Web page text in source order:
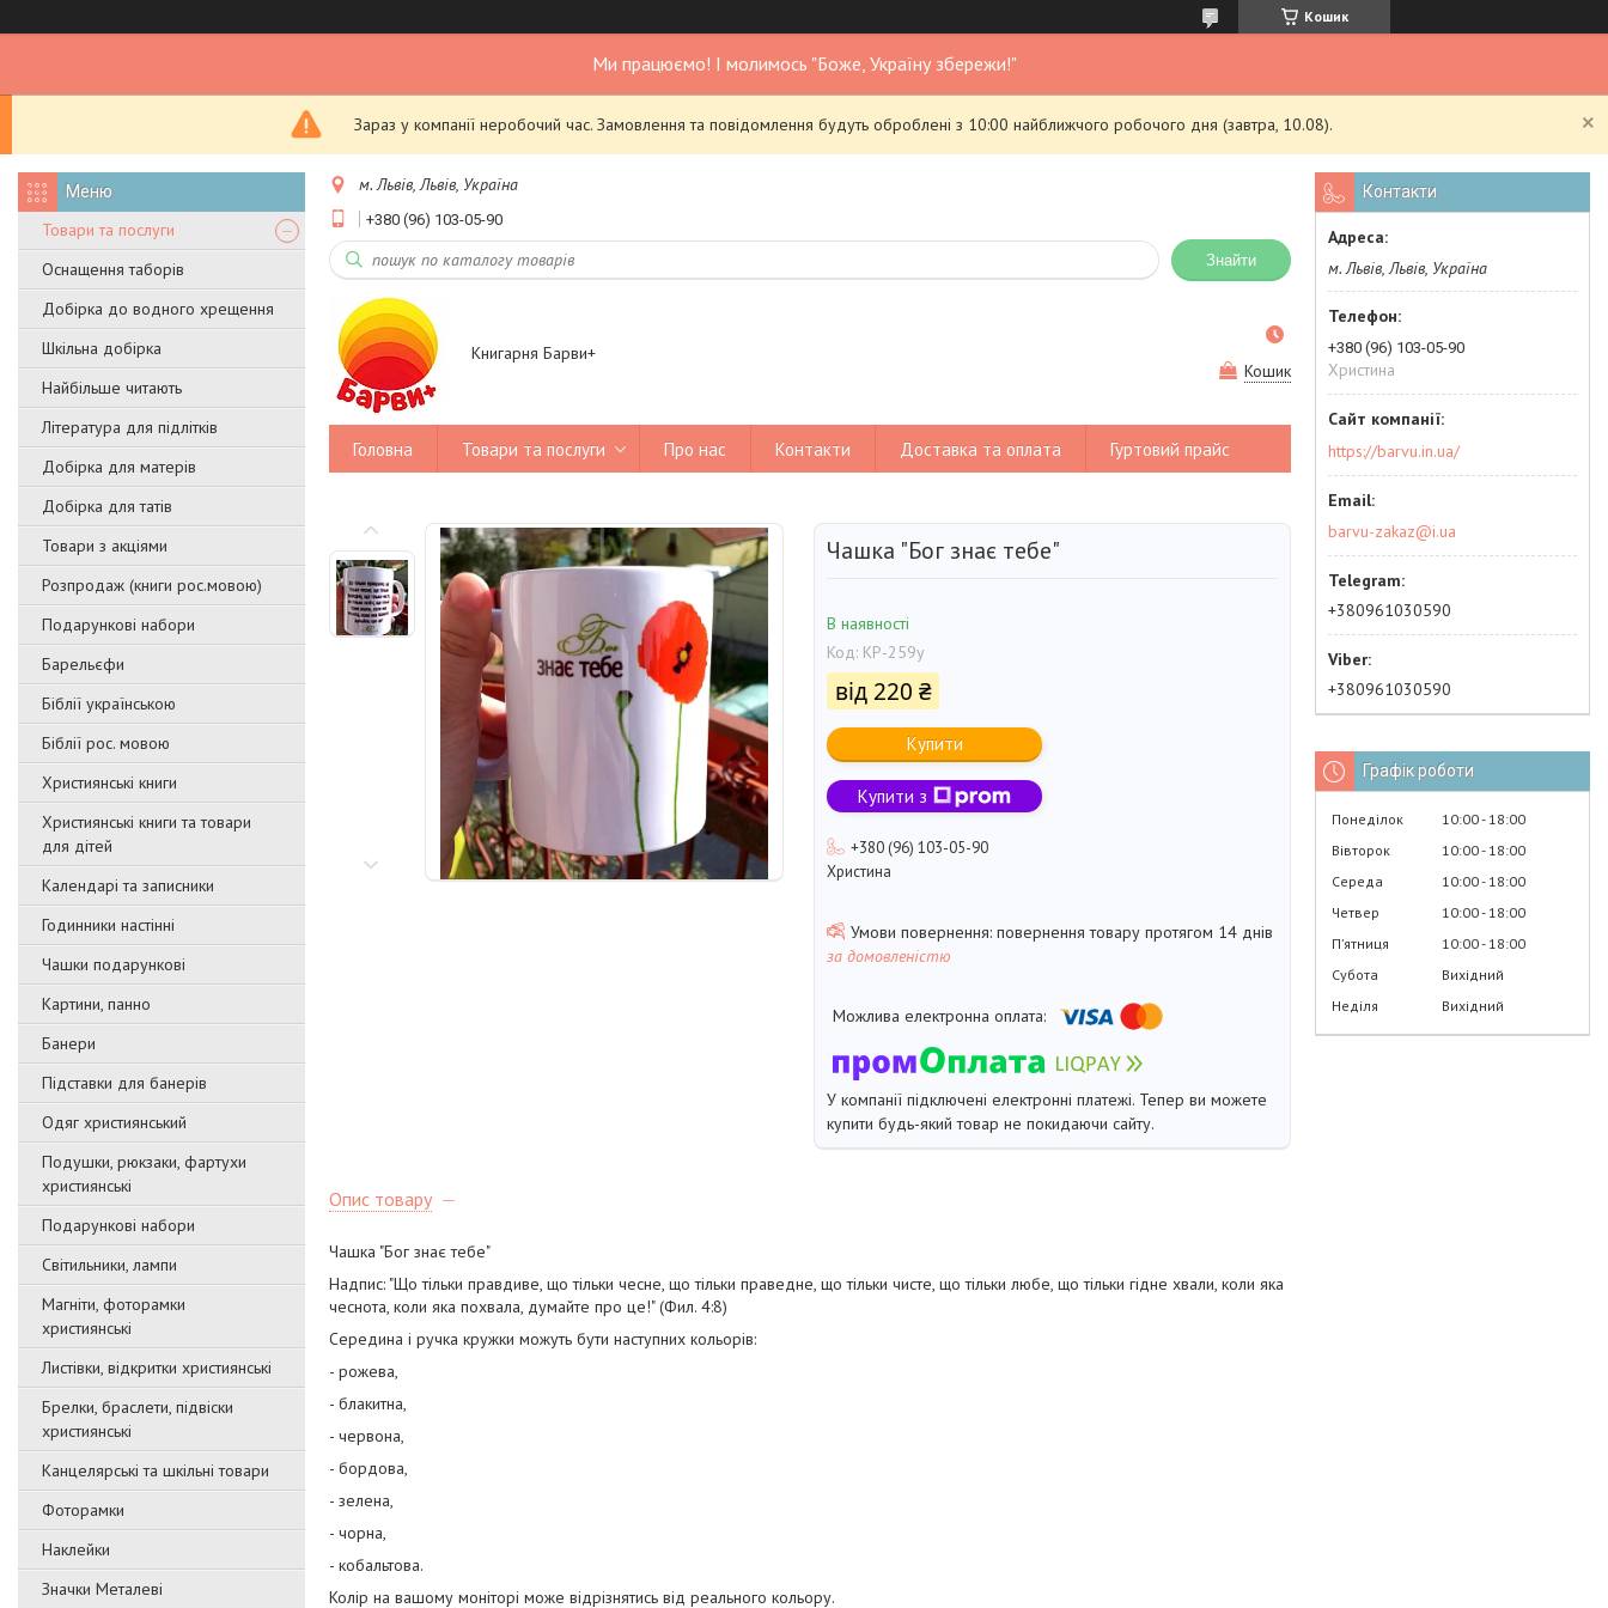
Кошик
Ми працюємо! І молимось "Боже, Україну збережи!"
Зараз у компанії неробочий час. Замовлення та повідомлення будуть оброблені з 10:00 найближчого робочого дня (завтра, 10.08).
Товари та послуги
Оснащення таборів
Добірка до водного хрещення
Шкільна добірка
Найбільше читають
Література для підлітків
Добірка для матерів
Добірка для татів
Товари з акціями
Розпродаж (книги рос.мовою)
Подарункові набори
Барельєфи
Біблії українською
Біблії рос. мовою
Християнські книги
Християнські книги та товари
для дітей
Календарі та записники
Годинники настінні
Чашки подарункові
Картини, панно
Банери
Підставки для банерів
Одяг християнський
Подушки, рюкзаки, фартухи
християнські
Подарункові набори
Світильники, лампи
Магніти, фоторамки
християнські
Листівки, відкритки християнські
Брелки, браслети, підвіски
християнські
Канцелярські та шкільні товари
Фоторамки
Наклейки
Значки Металеві
м. Львів, Львів, Україна
+380 (96) 103-05-90
Знайти
Книгарня Барви+
Кошик
Головна Товари та послуги Про нас Контакти Доставка та оплата Гуртовий прайс
Чашка "Бог знає тебе"
В наявності
Код: КР-259у
від220 ₴
Купити
Купити з
+380 (96) 103-05-90
Христина
повернення товару протягом 14 днів
за домовленістю
У компанії підключені електронні платежі. Тепер ви можете
купити будь-який товар не покидаючи сайту.
Опис товару
Чашка "Бог знає тебе"
Надпис: "Що тільки правдиве, що тільки чесне, що тільки праведне, що тільки чисте, що тільки любе, що тільки гідне хвали, коли яка
чеснота, коли яка похвала, думайте про це!" (Фил. 4:8)
Середина і ручка кружки можуть бути наступних кольорів:
- рожева,
- блакитна,
- червона,
- бордова,
- зелена,
- чорна,
- кобальтова.
Колір на вашому моніторі може відрізнятись від реального кольору.
Контакти
м. Львів, Львів, Україна
+380 (96) 103-05-90
Христина
https://barvu.in.ua/
barvu-zakaz@i.ua
+380961030590
+380961030590
Графік роботи
Понеділок 10:00 18:00
Вівторок
10:00 18:00
Середа
10:00 18:00
Четвер
10:00 18:00
Пʼятниця
10:00 18:00
Субота
Вихідний
Неділя
Вихідний